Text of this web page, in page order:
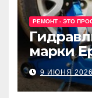
РЕМОНТ - ЭТО
марки
9 ИЮНЯ 2026